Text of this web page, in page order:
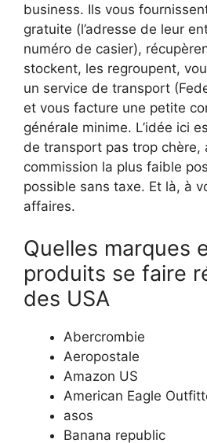
business. Ils vous
gratuite (l’adresse de leur
numéro de casier),
stockent, les regroupent,
un service de transport
et vous facture une petite
générale minime. L’idée ici
de transport pas trop chère,
commission la plus faible
possible sans taxe. Et là, à
affaires.
Quelles marques
produits se faire
des USA
Abercrombie
Aeropostale
Amazon US
American Eagle
asos
Banana republic